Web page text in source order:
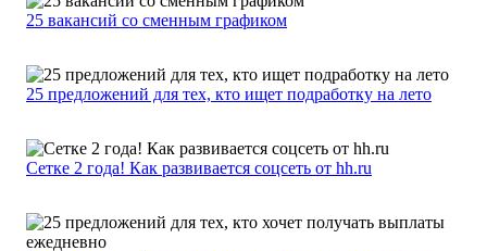
25 вакансий со сменным графиком
25 предложений для тех, кто ищет подработку на лето
Сетке 2 года! Как развивается соцсеть от hh.ru